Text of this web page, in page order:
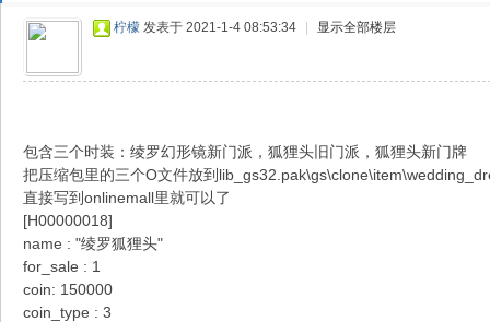
柠檬 发表于 2021-1-4 08:53:34 显示全部楼层
包含三个时装：绫罗幻形镜新门派，狐狸头旧门派，狐狸头新门牌
把压缩包里的三个O文件放到
直接写到onlinemall里就可以了
[H00000018]
name : "绫罗狐狸头"
for_sale : 1
coin: 150000
coin_type : 3